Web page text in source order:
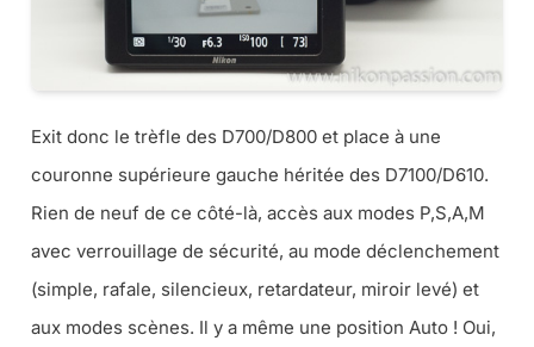
Exit donc le trèfle des D700/D800 et place à une
couronne supérieure gauche héritée des D7100/D610.
Rien de neuf de ce côté-là, accès aux modes P,S,A,M
avec verrouillage de sécurité, au mode déclenchement
(simple, rafale, silencieux, retardateur, miroir levé) et
aux modes scènes. Il y a même une position Auto ! Oui,